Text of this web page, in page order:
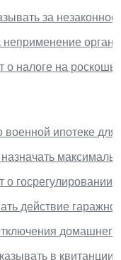
за
о налоге на роскошь
военной ипотеке
о госрегулировании
действие
в